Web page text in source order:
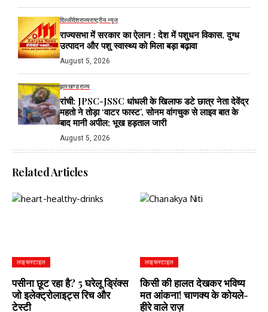
दिल्लीदेशराज्यराष्ट्रीय न्यूज
राज्यसभा में सरकार का ऐलान : देश में पशुधन विकास, दुग्ध
उत्पादन और पशु स्वास्थ्य को मिला बड़ा बढ़ावा
August 5, 2026
झारखण्डराज्य
रांची: JPSC-JSSC धांधली के खिलाफ डटे छात्र नेता देवेंद्र
महतो ने तोड़ा ‘वाटर फास्ट’, सोनम वांगचुक से लाइव बात के
बाद मानी अपील; भूख हड़ताल जारी
August 5, 2026
Related Articles
लाइफस्टाइल
पसीना छूट रहा है? 5 घरेलू ड्रिंक्स
जो इलेक्ट्रोलाइट्स रिच और
टेस्टी
लाइफस्टाइल
किसी की हालत देखकर भविष्य
मत आंकना! चाणक्य के कोयले-
हीरे वाले राज़